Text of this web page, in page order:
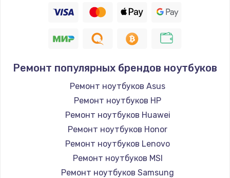
Ремонт популярных брендов ноутбуков
Ремонт ноутбуков Asus
Ремонт ноутбуков HP
Ремонт ноутбуков Huawei
Ремонт ноутбуков Honor
Ремонт ноутбуков Lenovo
Ремонт ноутбуков MSI
Ремонт ноутбуков Samsung